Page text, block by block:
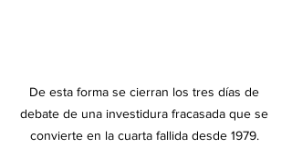
De esta forma se cierran los tres días de
debate de una investidura fracasada que se
convierte en la cuarta fallida desde 1979.